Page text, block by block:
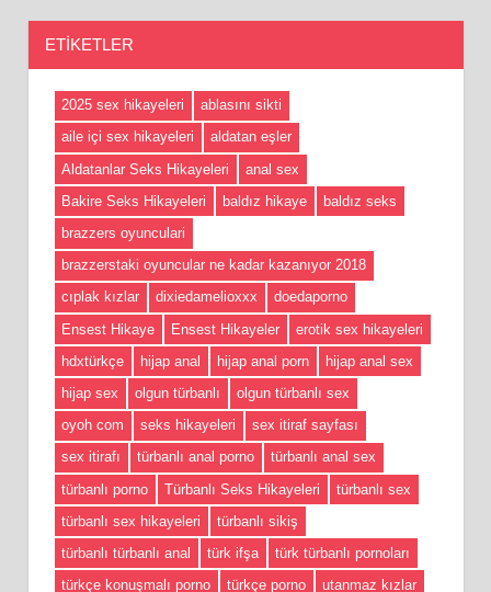
ETIKETLER
2025 sex hikayeleri
ablasını sikti
aile içi sex hikayeleri
aldatan eşler
Aldatanlar Seks Hikayeleri
anal sex
Bakire Seks Hikayeleri
baldız hikaye
baldız seks
brazzers oyunculari
brazzerstaki oyuncular ne kadar kazanıyor 2018
cıplak kızlar
dixiedamelioxxx
doedaporno
Ensest Hikaye
Ensest Hikayeler
erotik sex hikayeleri
hdxtürkçe
hijap anal hijap anal porn
hijap anal sex
hijap sex
olgun türbanlı
olgun türbanlı sex
oyoh com
seks hikayeleri
sex itiraf sayfası
sex itirafı
türbanlı anal porno
türbanlı anal sex
türbanlı porno
Türbanlı Seks Hikayeleri
türbanlı sex
türbanlı sex hikayeleri
türbanlı sikiş
türbanlı türbanlı anal
türk ifşa
türk türbanlı pornoları
türkçe konuşmalı porno
türkçe porno utanmaz kızlar